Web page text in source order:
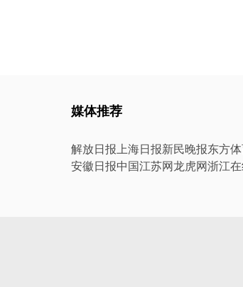
媒体推荐
解放日报上海日报新民晚报东方
安徽日报中国江苏网龙虎网浙江